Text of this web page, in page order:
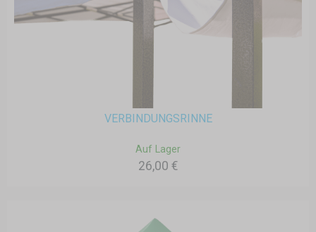
VERBINDUNGSRINNE
Auf Lager
26,00 €